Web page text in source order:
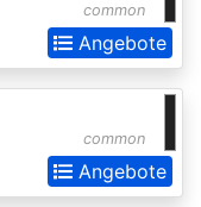
common
Angebote
common
Angebote